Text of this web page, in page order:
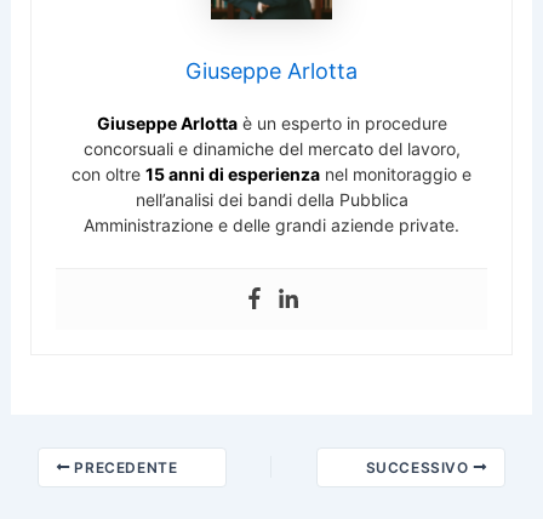
Giuseppe Arlotta
Giuseppe Arlottaè un esperto in procedure
concorsuali e dinamiche del mercato del lavoro,
con oltre 15 anni di esperienza nel monitoraggio e
nell’analisi dei bandi della Pubblica
Amministrazione e delle grandi aziende private.
PRECEDENTE SUCCESSIVO